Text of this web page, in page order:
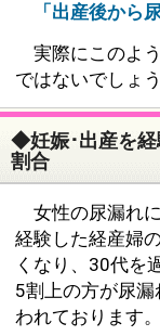
「出産後から
実際にこのよ
ではないでしょ
◆妊娠･出産を経
割合
女性の尿漏れ
経験した経産婦
くなり、30代を
5割上の方が尿
われております。